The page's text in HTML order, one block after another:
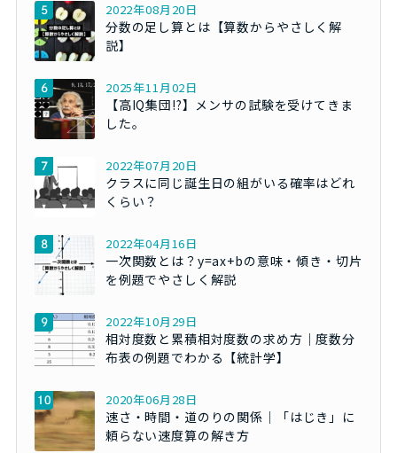
2022年08月20日
分数の足し算とは【算数からやさしく解
説】
2025年11月02日
【高IQ集団!?】メンサの試験を受けてきま
した。
2022年07月20日
クラスに同じ誕生日の組がいる確率はどれ
くらい？
2022年04月16日
一次関数とは？y=ax+bの意味・傾き・切片
を例題でやさしく解説
2022年10月29日
相対度数と累積相対度数の求め方｜度数分
布表の例題でわかる【統計学】
2020年06月28日
速さ・時間・道のりの関係｜「はじき」に
頼らない速度算の解き方